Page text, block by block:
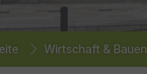
Wirtschaft & Bauen